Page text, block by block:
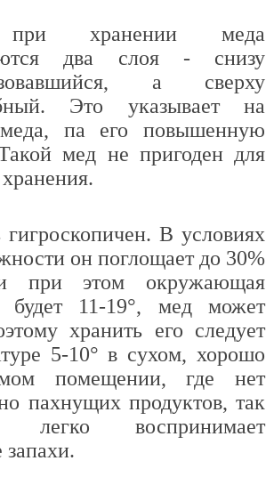
при хранении меда
два слоя - снизу
а сверху
Это указывает на
меда, па его повышенную
мед не пригоден для
В условиях
он поглощает до 30%
при этом окружающая
будет 11-19°, мед может
хранить его следует
5-10° в сухом, хорошо
помещении, где нет
пахнущих продуктов, так
воспринимает